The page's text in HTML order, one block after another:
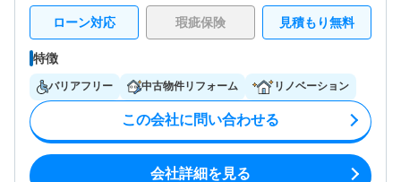
ローン対応 瑕疵保険 見積もり無料
特徴
バリアフリー 中古物件リフォーム リノベーション
この会社に問い合わせる
会社詳細を見る